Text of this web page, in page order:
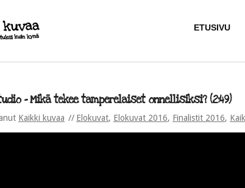
ETUSIVU
– Mikä tekee tamperelaiset onnellisiksi? (2:49)
Kaikki kuvaa Elokuvat, Elokuvat 2016, Finalistit 2016,